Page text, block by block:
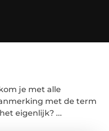
je met alle
met de term
eigenlijk? ...